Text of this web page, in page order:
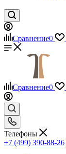
Сравнение0
Сравнение0
Телефоны
+7 (499) 390-88-26